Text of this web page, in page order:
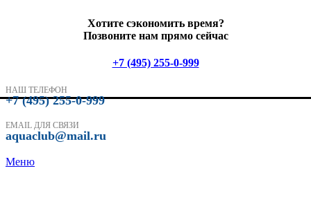
Хотите сэкономить время?
Позвоните нам прямо сейчас
+7 (495) 255-0-999
НАШ ТЕЛЕФОН
+7 (495) 255-0-999
EMAIL ДЛЯ СВЯЗИ
aquaclub@mail.ru
Меню